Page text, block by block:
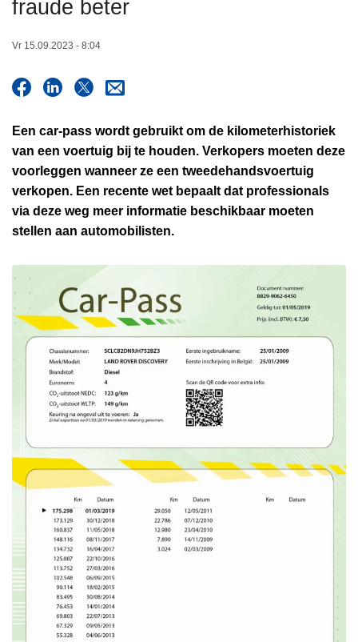
fraude beter
Vr 15.09.2023 - 8:04
Een car-pass wordt gebruikt om de kilometerhistoriek
van een voertuig bij te houden. Verkopers moeten deze
voorleggen wanneer ze een tweedehandsvoertuig
verkopen. Een recente wet bepaalt dat professionals
via deze weg meer informatie beschikbaar moeten
stellen aan automobilisten.